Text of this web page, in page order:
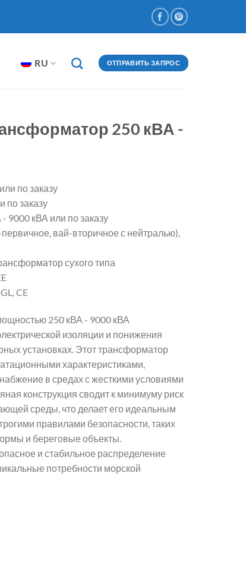
RU ОТПРАВИТЬ ЗАПРОС
250 кВА -
по заказу
по заказу
9000 кВА или по заказу
вай-вторичное с нейтралью),
сухого типа
CE
250 кВА - 9000 кВА
изоляции и понижения
установках. Этот трансформатор
характеристиками,
в средах с жесткими условиями
конструкция сводит к минимуму риск
среды, что делает его идеальным
правилами безопасности, таких
и береговые объекты.
и стабильное распределение
потребности морской